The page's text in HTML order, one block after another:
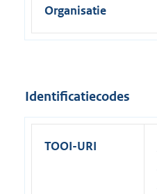
l
k
Organisatie
Identificatiecodes
TOOI-URI